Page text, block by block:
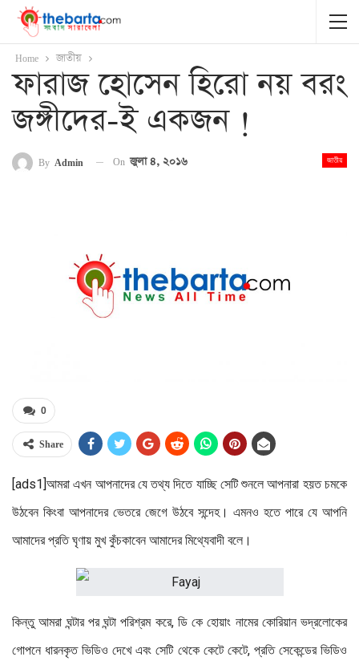
Home জাতীয়
ফারাজ হোসেন হিরো নয় বরং
জঙ্গীদের-ই একজন !
জাতীয়
By Admin On জুলা ৪, ২০১৬
0
Share
[ads1]আমরা এখন আপনাদের যে তথ্য দিতে যাচ্ছি সেটি শুনলে আপনারা হয়ত চমকে
উঠবেন কিংবা আপনাদের ভেতরে জেগে উঠবে সন্দেহ। এমনও হতে পারে যে আপনি
আমাদের প্রতি ঘৃণায় মুখ কুঁচকাবেন আমাদের মিথ্যেবাদী বলে।
কিন্তু আমরা ঘন্টার পর ঘন্টা পরিশ্রম করে, ডি কে হোয়াং নামের কোরিয়ান ভদ্রলোকের
গোপনে ধারনকৃত ভিডিও দেখে এবং সেটি থেকে কেটে কেটে, প্রতি সেকেন্ডের ভিডিও